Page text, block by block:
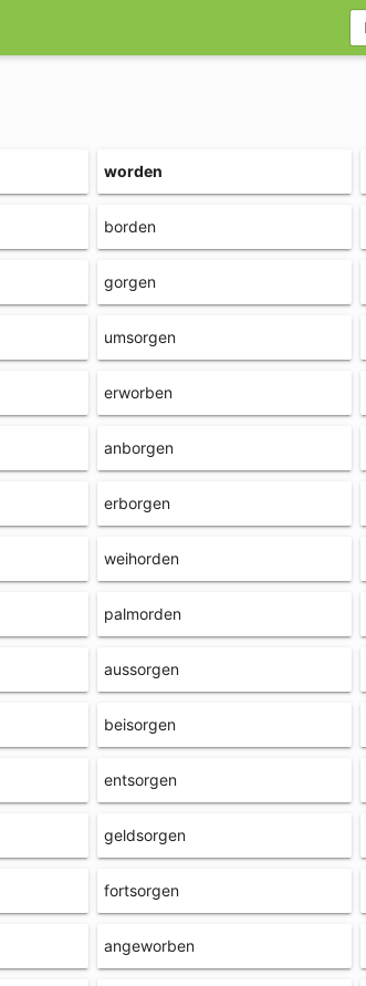
worden
borden
gorgen
umsorgen
erworben
anborgen
erborgen
weihorden
palmorden
aussorgen
beisorgen
entsorgen
geldsorgen
fortsorgen
angeworben